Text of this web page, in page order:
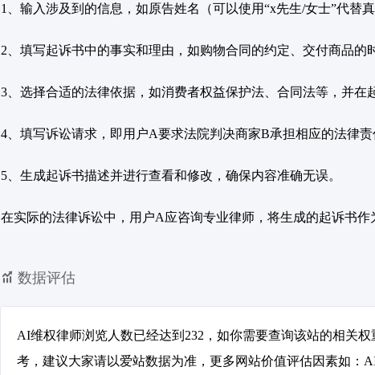
1、输入涉及到的信息，如原告姓名（可以使用“x先生/女士”代替
2、填写起诉书中的事实和理由，如购物合同的约定、交付商品的
3、选择合适的法律依据，如消费者权益保护法、合同法等，并在
4、填写诉讼请求，即用户A要求法院判决商家B承担相应的法律责
5、生成起诉书描述并进行查看和修改，确保内容准确无误。
在实际的法律诉讼中，用户A应咨询专业律师，将生成的起诉书
数据评估
AI维权律师浏览人数已经达到232，如你需要查询该站的相关
考，建议大家请以爱站数据为准，更多网站价值评估因素如：